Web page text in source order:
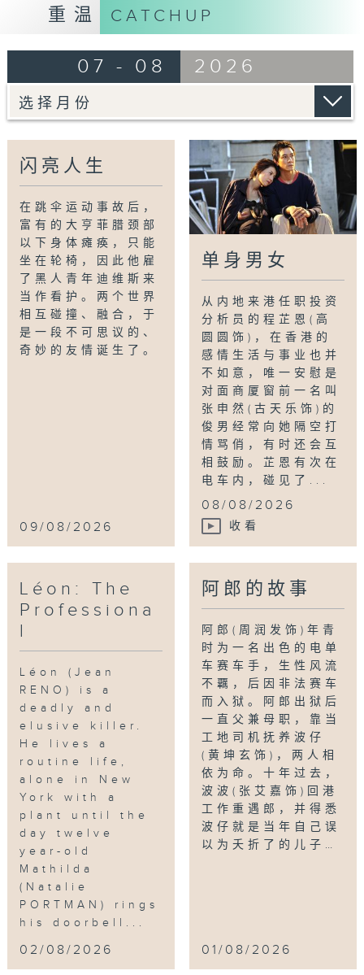
重温 CATCHUP
07 - 08 2026
闪亮人生
在跳伞运动事故后，
富有的大亨菲腊颈部
以下身体瘫痪，只能
坐在轮椅，因此他雇
了黑人青年迪维斯来
当作看护。两个世界
相互碰撞、融合，于
是一段不可思议的、
奇妙的友情诞生了。
09/08/2026
单身男女
从内地来港任职投资
分析员的程芷恩(高
圆圆饰)，在香港的
感情生活与事业也并
不如意，唯一安慰是
对面商厦窗前一名叫
张申然(古天乐饰)的
俊男经常向她隔空打
情骂俏，有时还会互
相鼓励。芷恩有次在
电车内，碰见了...
08/08/2026
收看
Léon: The
Professiona
l
Léon (Jean
RENO) is a
deadly and
elusive killer.
He lives a
routine life,
alone in New
York with a
plant until the
day twelve
year-old
Mathilda
(Natalie
PORTMAN) rings
his doorbell...
02/08/2026
阿郎的故事
阿郎(周润发饰)年青
时为一名出色的电单
车赛车手，生性风流
不覊，后因非法赛车
而入狱。阿郎出狱后
一直父兼母职，靠当
工地司机抚养波仔
(黄坤玄饰)，两人相
依为命。十年过去，
波波(张艾嘉饰)回港
工作重遇郎，并得悉
波仔就是当年自己误
以为夭折了的儿子…
01/08/2026